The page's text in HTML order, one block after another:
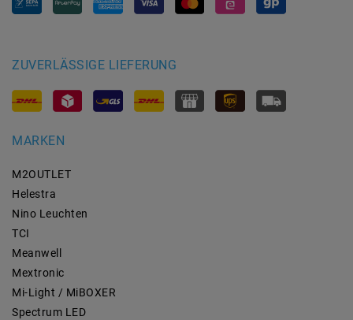
ZUVERLÄSSIGE LIEFERUNG
MARKEN
M2OUTLET
Helestra
Nino Leuchten
TCI
Meanwell
Mextronic
Mi-Light / MiBOXER
Spectrum LED